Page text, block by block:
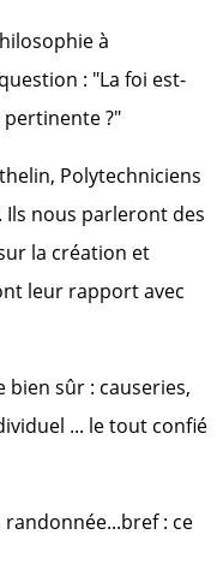
à
: "La foi est-
pertinente ?"
Polytechniciens
Ils nous parleront des
la création et
leur rapport avec
sûr : causeries,
... le tout confié
randonnée...bref : ce